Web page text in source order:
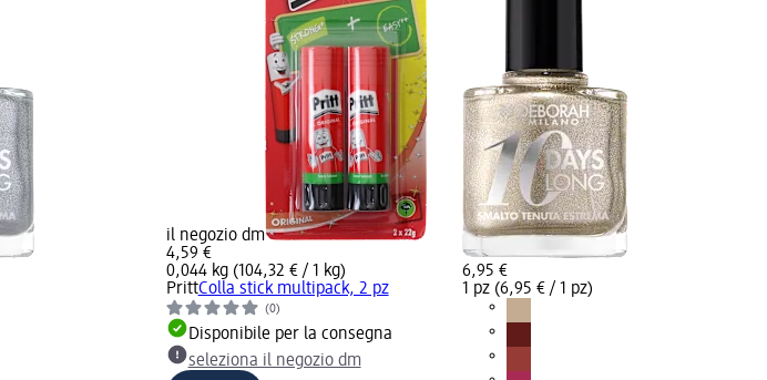
il negozio dm
4,59 €
0,044 kg (104,32 € / 1 kg)
PrittColla stick multipack, 2 pz
(0)
Disponibile per la consegna
seleziona il negozio dm
6,95 €
1 pz (6,95 € / 1 pz)